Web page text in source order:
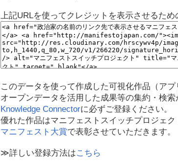
上記URLを使ってクレジットを表示させるため
このデータを使って作成した可視化作品（アプ
オープンデータを活用した成果等の集約・検索
Knowledge Connectorに必ずご登録ください。
優れた作品はマニフェストスイッチプロジェク
マニフェスト大賞で表彰させていただきます。
≫詳しい登録方法はこちら